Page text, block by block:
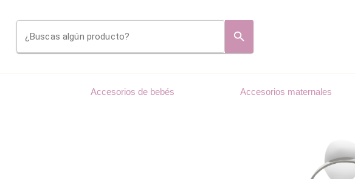
¿Buscas algún producto?
Accesorios de bebés Accesorios maternales